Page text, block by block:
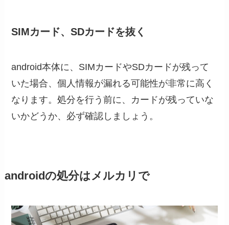
SIMカード、SDカードを抜く
android本体に、SIMカードやSDカードが残って
いた場合、個人情報が漏れる可能性が非常に高く
なります。処分を行う前に、カードが残っていな
いかどうか、必ず確認しましょう。
androidの処分はメルカリで